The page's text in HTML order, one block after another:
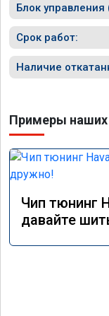
в работу.
часа длилась
отличается от
я доволен.
Парням
Блок управления
Срок работ:
Наличие
Примеры наших
Чип тюнинг
давайте